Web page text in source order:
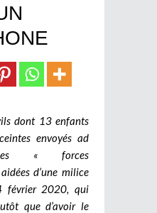
dont 13 enfants
envoyés ad
« forces
d’une milice
février 2020, qui
que d’avoir le